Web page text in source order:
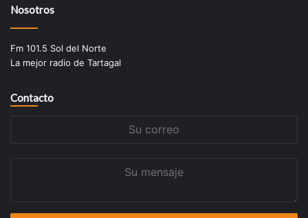
Nosotros
Fm 101.5 Sol del Norte
La mejor radio de Tartagal
Contacto